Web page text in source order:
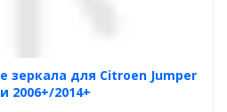
зеркала для Citroen Jumper
2006+/2014+